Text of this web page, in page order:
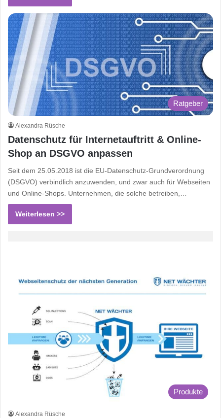
Ratgeber
Alexandra Rüsche
Datenschutz für Internetauftritt & Online-
Shop an DSGVO anpassen
Seit dem 25.05.2018 ist die EU-Datenschutz-Grundverordnung
(DSGVO) verbindlich anzuwenden, und zwar auch für Webseiten
und Online-Shops. Unternehmen, die solche betreiben,…
Weiterlesen >>
Produkte
Alexandra Rüsche